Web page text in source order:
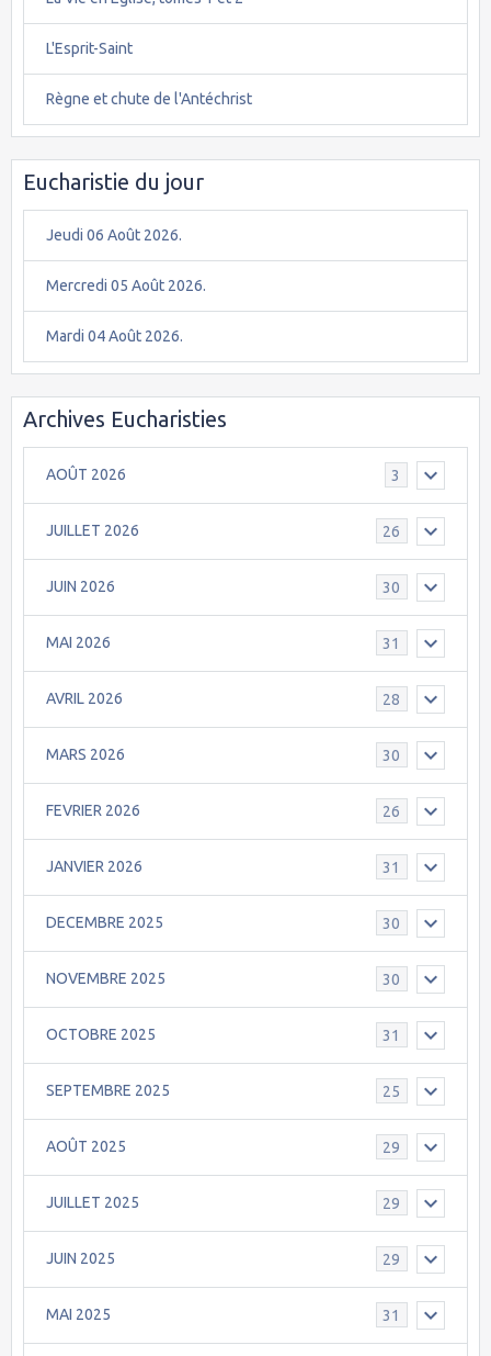
L'Esprit-Saint
Règne et chute de l'Antéchrist
Eucharistie du jour
Jeudi 06 Août 2026.
Mercredi 05 Août 2026.
Mardi 04 Août 2026.
Archives Eucharisties
AOÛT 2026 3
JUILLET 2026 26
JUIN 2026 30
MAI 2026 31
AVRIL 2026 28
MARS 2026 30
FEVRIER 2026 26
JANVIER 2026 31
DECEMBRE 2025 30
NOVEMBRE 2025 30
OCTOBRE 2025 31
SEPTEMBRE 2025 25
AOÛT 2025 29
JUILLET 2025 29
JUIN 2025 29
MAI 2025 31